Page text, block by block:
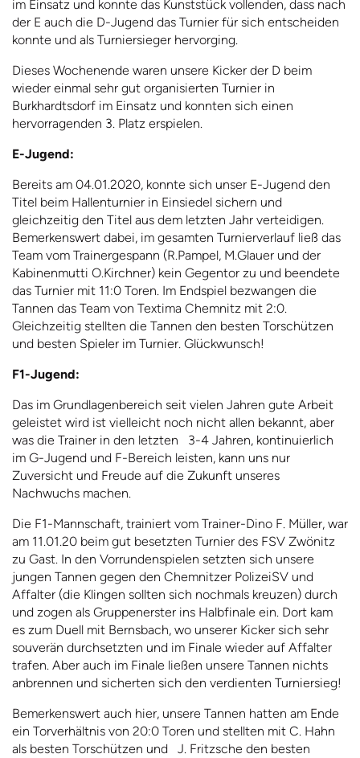
im Einsatz und konnte das Kunststück vollenden, dass nach
der E auch die D-Jugend das Turnier für sich entscheiden
konnte und als Turniersieger hervorging.
Dieses Wochenende waren unsere Kicker der D beim
wieder einmal sehr gut organisierten Turnier in
Burkhardtsdorf im Einsatz und konnten sich einen
hervorragenden 3. Platz erspielen.
E-Jugend:
Bereits am 04.01.2020, konnte sich unser E-Jugend den
Titel beim Hallenturnier in Einsiedel sichern und
gleichzeitig den Titel aus dem letzten Jahr verteidigen.
Bemerkenswert dabei, im gesamten Turnierverlauf ließ das
Team vom Trainergespann (R.Pampel, M.Glauer und der
Kabinenmutti O.Kirchner) kein Gegentor zu und beendete
das Turnier mit 11:0 Toren. Im Endspiel bezwangen die
Tannen das Team von Textima Chemnitz mit 2:0.
Gleichzeitig stellten die Tannen den besten Torschützen
und besten Spieler im Turnier. Glückwunsch!
F1-Jugend:
Das im Grundlagenbereich seit vielen Jahren gute Arbeit
geleistet wird ist vielleicht noch nicht allen bekannt, aber
was die Trainer in den letzten 3-4 Jahren, kontinuierlich
im G-Jugend und F-Bereich leisten, kann uns nur
Zuversicht und Freude auf die Zukunft unseres
Nachwuchs machen.
Die F1-Mannschaft, trainiert vom Trainer-Dino F. Müller, war
am 11.01.20 beim gut besetzten Turnier des FSV Zwönitz
zu Gast. In den Vorrundenspielen setzten sich unsere
jungen Tannen gegen den Chemnitzer PolizeiSV und
Affalter (die Klingen sollten sich nochmals kreuzen) durch
und zogen als Gruppenerster ins Halbfinale ein. Dort kam
es zum Duell mit Bernsbach, wo unserer Kicker sich sehr
souverän durchsetzten und im Finale wieder auf Affalter
trafen. Aber auch im Finale ließen unsere Tannen nichts
anbrennen und sicherten sich den verdienten Turniersieg!
Bemerkenswert auch hier, unsere Tannen hatten am Ende
ein Torverhältnis von 20:0 Toren und stellten mit C. Hahn
als besten Torschützen und J. Fritzsche den besten